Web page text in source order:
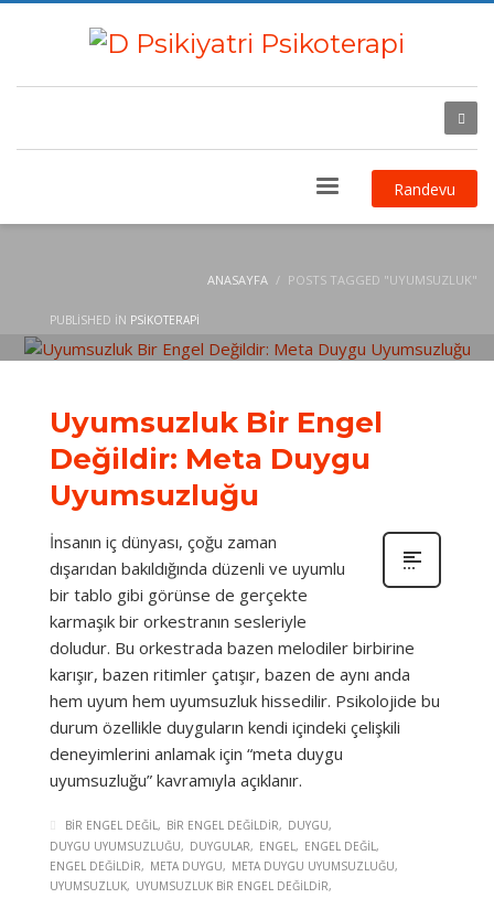
Randevu
ANASAYFA POSTS TAGGED "UYUMSUZLUK"
PUBLISHED IN PSIKOTERAPI
Uyumsuzluk Bir Engel
Değildir: Meta Duygu
Uyumsuzluğu
İnsanın iç dünyası, çoğu zaman
dışarıdan bakıldığında düzenli ve uyumlu
bir tablo gibi görünse de gerçekte
karmaşık bir orkestranın sesleriyle
doludur. Bu orkestrada bazen melodiler birbirine
karışır, bazen ritimler çatışır, bazen de aynı anda
hem uyum hem uyumsuzluk hissedilir. Psikolojide bu
durum özellikle duyguların kendi içindeki çelişkili
deneyimlerini anlamak için “meta duygu
uyumsuzluğu” kavramıyla açıklanır.
BIR ENGEL DEĞIL BIR ENGEL DEĞILDIR
DUYGU
DUYGU UYUMSUZLUĞU
DUYGULAR ENGEL
ENGEL DEĞIL
ENGEL DEĞILDIR
META DUYGU
META DUYGU UYUMSUZLUĞU
UYUMSUZLUK
UYUMSUZLUK BIR ENGEL DEĞILDIR